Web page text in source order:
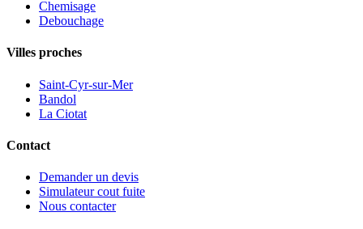
Chemisage
Debouchage
Villes proches
Saint-Cyr-sur-Mer
Bandol
La Ciotat
Contact
Demander un devis
Simulateur cout fuite
Nous contacter